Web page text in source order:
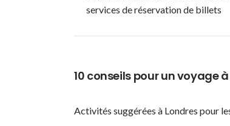
services de réservation de billets
10 conseils pour un voyage
Activités suggérées à Londres pour